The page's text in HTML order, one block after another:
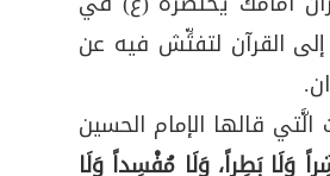
القرآن لتفتِّش فيه عن
الَّتي قالها الإمام الحسين
وَلَا بَطِراً، وَلَا مُفْسِداً وَلَا